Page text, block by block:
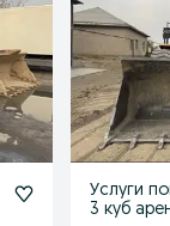
Услуги
3 куб